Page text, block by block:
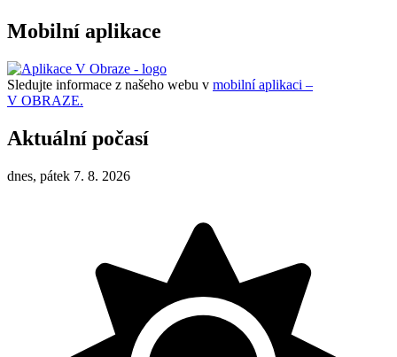
Mobilní aplikace
Sledujte informace z našeho webu v mobilní aplikaci –
V OBRAZE.
Aktuální počasí
dnes, pátek 7. 8. 2026